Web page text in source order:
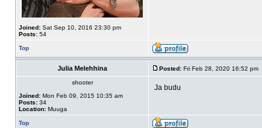
Joined: Sat Sep 10, 2016 23:30 pm
Posts: 54
Top
Julia Melehhina Posted: Fri Feb 28, 2020 16:52 pm
shooter
Joined: Mon Feb 09, 2015 10:35 am
Posts: 34
Location: Muuga
Ja budu
Top